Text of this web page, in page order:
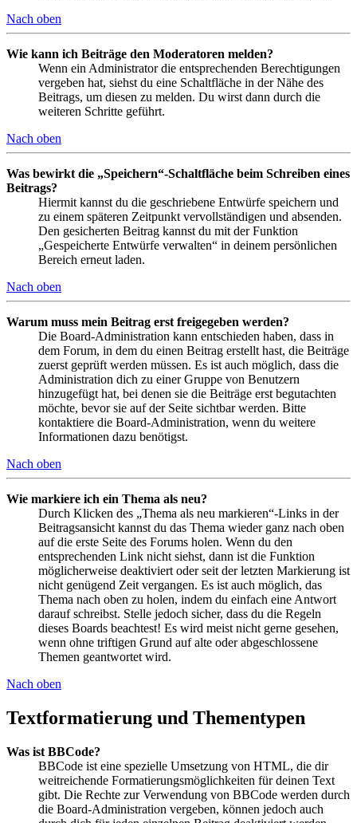
Nach oben
Wie kann ich Beiträge den Moderatoren melden?
Wenn ein Administrator die entsprechenden Berechtigungen
vergeben hat, siehst du eine Schaltfläche in der Nähe des
Beitrags, um diesen zu melden. Du wirst dann durch die
weiteren Schritte geführt.
Nach oben
Was bewirkt die „Speichern“-Schaltfläche beim Schreiben eines
Beitrags?
Hiermit kannst du die geschriebene Entwürfe speichern und
zu einem späteren Zeitpunkt vervollständigen und absenden.
Den gesicherten Beitrag kannst du mit der Funktion
„Gespeicherte Entwürfe verwalten“ in deinem persönlichen
Bereich erneut laden.
Nach oben
Warum muss mein Beitrag erst freigegeben werden?
Die Board-Administration kann entschieden haben, dass in
dem Forum, in dem du einen Beitrag erstellt hast, die Beiträge
zuerst geprüft werden müssen. Es ist auch möglich, dass die
Administration dich zu einer Gruppe von Benutzern
hinzugefügt hat, bei denen sie die Beiträge erst begutachten
möchte, bevor sie auf der Seite sichtbar werden. Bitte
kontaktiere die Board-Administration, wenn du weitere
Informationen dazu benötigst.
Nach oben
Wie markiere ich ein Thema als neu?
Durch Klicken des „Thema als neu markieren“-Links in der
Beitragsansicht kannst du das Thema wieder ganz nach oben
auf die erste Seite des Forums holen. Wenn du den
entsprechenden Link nicht siehst, dann ist die Funktion
möglicherweise deaktiviert oder seit der letzten Markierung ist
nicht genügend Zeit vergangen. Es ist auch möglich, das
Thema nach oben zu holen, indem du einfach eine Antwort
darauf schreibst. Stelle jedoch sicher, dass du die Regeln
dieses Boards beachtest! Es wird meist nicht gerne gesehen,
wenn ohne triftigen Grund auf alte oder abgeschlossene
Themen geantwortet wird.
Nach oben
Textformatierung und Thementypen
Was ist BBCode?
BBCode ist eine spezielle Umsetzung von HTML, die dir
weitreichende Formatierungsmöglichkeiten für deinen Text
gibt. Die Rechte zur Verwendung von BBCode werden durch
die Board-Administration vergeben, können jedoch auch